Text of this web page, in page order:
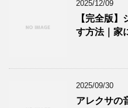
2025/12/09
【完全版
す方法｜家
2025/09/30
アレクサの